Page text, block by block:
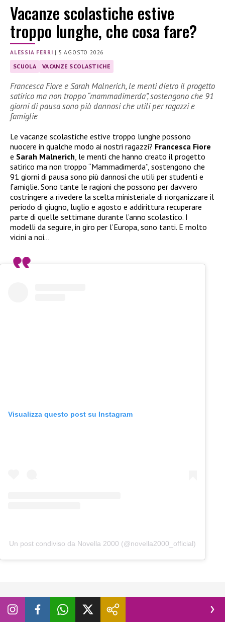
Vacanze scolastiche estive
troppo lunghe, che cosa fare?
ALESSIA FERRI | 5 AGOSTO 2026
SCUOLA VACANZE SCOLASTICHE
Francesca Fiore e Sarah Malnerich, le menti dietro il progetto
satirico ma non troppo “mammadimerda”, sostengono che 91
giorni di pausa sono più dannosi che utili per ragazzi e
famiglie
Le vacanze scolastiche estive troppo lunghe possono
nuocere in qualche modo ai nostri ragazzi? Francesca Fiore
e Sarah Malnerich, le menti che hanno creato il progetto
satirico ma non troppo “Mammadimerda”, sostengono che
91 giorni di pausa sono più dannosi che utili per studenti e
famiglie. Sono tante le ragioni che possono per davvero
costringere a rivedere la scelta ministeriale di riorganizzare il
periodo di giugno, luglio e agosto e addirittura recuperare
parte di quelle settimane durante l’anno scolastico. I
modelli da seguire, in giro per l’Europa, sono tanti. E molto
vicini a noi…
Visualizza questo post su Instagram
Un post condiviso da Novella 2000 (@novella2000_official)